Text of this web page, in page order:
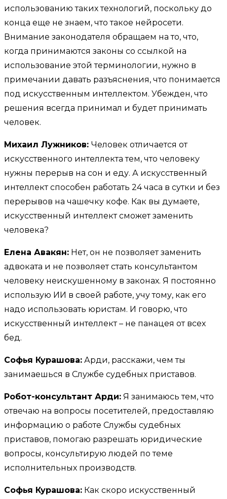
использованию таких технологий, поскольку до
конца еще не знаем, что такое нейросети.
Внимание законодателя обращаем на то, что,
когда принимаются законы со ссылкой на
использование этой терминологии, нужно в
примечании давать разъяснения, что понимается
под искусственным интеллектом. Убежден, что
решения всегда принимал и будет принимать
человек.
Михаил Лужников: Человек отличается от
искусственного интеллекта тем, что человеку
нужны перерыв на сон и еду. А искусственный
интеллект способен работать 24 часа в сутки и без
перерывов на чашечку кофе. Как вы думаете,
искусственный интеллект сможет заменить
человека?
Елена Авакян: Нет, он не позволяет заменить
адвоката и не позволяет стать консультантом
человеку неискушенному в законах. Я постоянно
использую ИИ в своей работе, учу тому, как его
надо использовать юристам. И говорю, что
искусственный интеллект – не панацея от всех
бед.
Софья Курашова: Арди, расскажи, чем ты
занимаешься в Службе судебных приставов.
Робот-консультант Арди: Я занимаюсь тем, что
отвечаю на вопросы посетителей, предоставляю
информацию о работе Службы судебных
приставов, помогаю разрешать юридические
вопросы, консультирую людей по теме
исполнительных производств.
Софья Курашова: Как скоро искусственный